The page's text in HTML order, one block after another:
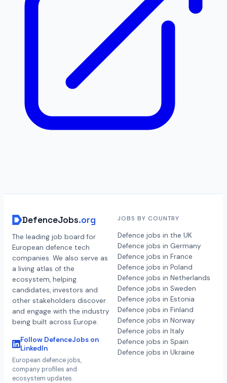
DefenceJobs.org
The leading job board for
European defence tech
companies. We also serve as
a living atlas of the
ecosystem, helping
candidates, investors and
other stakeholders discover
and engage with the industry
being built across Europe.
Follow DefenceJobs on
LinkedIn
European defence jobs,
company profiles and
ecosystem updates.
JOBS BY COUNTRY
Defence jobs in the UK
Defence jobs in Germany
Defence jobs in France
Defence jobs in Poland
Defence jobs in Netherlands
Defence jobs in Sweden
Defence jobs in Estonia
Defence jobs in Finland
Defence jobs in Norway
Defence jobs in Italy
Defence jobs in Spain
Defence jobs in Ukraine